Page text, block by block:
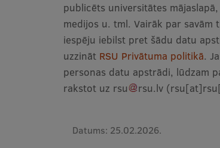
publicēts universitātes
medijos u. tml. Vairāk par savām
iespēju iebilst pret šādu datu
uzzināt RSU Privātuma politikā.
personas datu apstrādi, lūdzam
rakstot uz rsu rsu.lv
Datums: 25.02.2026.